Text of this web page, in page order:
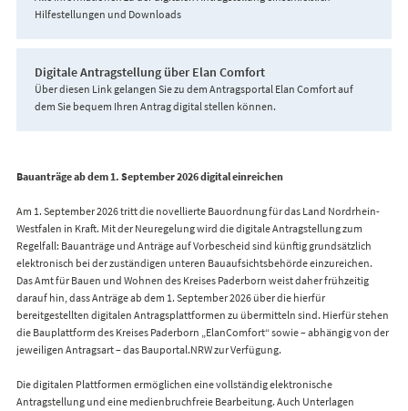
Hilfestellungen und Downloads
Digitale Antragstellung über Elan Comfort
Über diesen Link gelangen Sie zu dem Antragsportal Elan Comfort auf
dem Sie bequem Ihren Antrag digital stellen können.
Bauanträge ab dem 1. September 2026 digital einreichen
Am 1. September 2026 tritt die novellierte Bauordnung für das Land Nordrhein-
Westfalen in Kraft. Mit der Neuregelung wird die digitale Antragstellung zum
Regelfall: Bauanträge und Anträge auf Vorbescheid sind künftig grundsätzlich
elektronisch bei der zuständigen unteren Bauaufsichtsbehörde einzureichen.
Das Amt für Bauen und Wohnen des Kreises Paderborn weist daher frühzeitig
darauf hin, dass Anträge ab dem 1. September 2026 über die hierfür
bereitgestellten digitalen Antragsplattformen zu übermitteln sind. Hierfür stehen
die Bauplattform des Kreises Paderborn „ElanComfort“ sowie – abhängig von der
jeweiligen Antragsart – das Bauportal.NRW zur Verfügung.
Die digitalen Plattformen ermöglichen eine vollständig elektronische
Antragstellung und eine medienbruchfreie Bearbeitung. Auch Unterlagen